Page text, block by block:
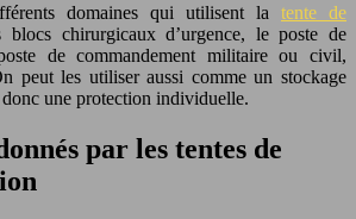
domaines qui utilisent la tente de
blocs chirurgicaux d’urgence, le poste de
de commandement militaire ou civil,
peut les utiliser aussi comme un stockage
une protection individuelle.
par les tentes de